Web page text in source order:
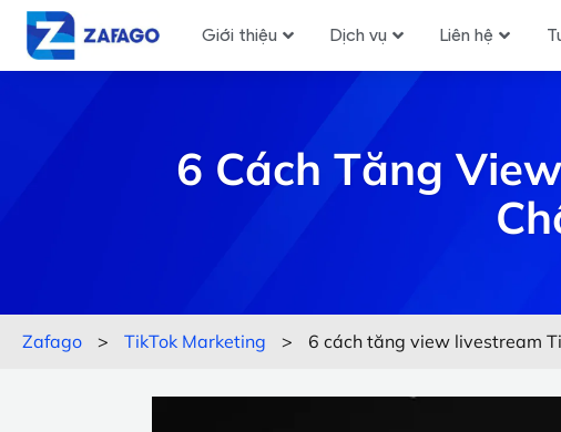
Giới thiệu Dịch vụ Liên hệ
6 Cách Tăng
Zafago > TikTok Marketing > 6 cách tăng view livestream